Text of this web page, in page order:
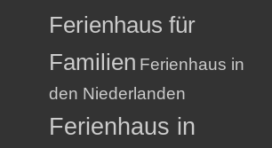
Ferienhaus für
Familien Ferienhaus in
den Niederlanden
Ferienhaus in